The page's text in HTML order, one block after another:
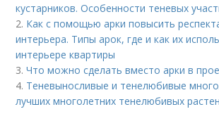
кустарников. Особенности теневых
2. Как с помощью арки повысить
интерьера. Типы арок, где и как их
интерьере квартиры
3.Что можно сделать вместо арки в
4. Теневыносливые и тенелюбивые
лучших многолетних тенелюбивых